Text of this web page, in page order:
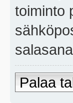
toiminto
Palaa